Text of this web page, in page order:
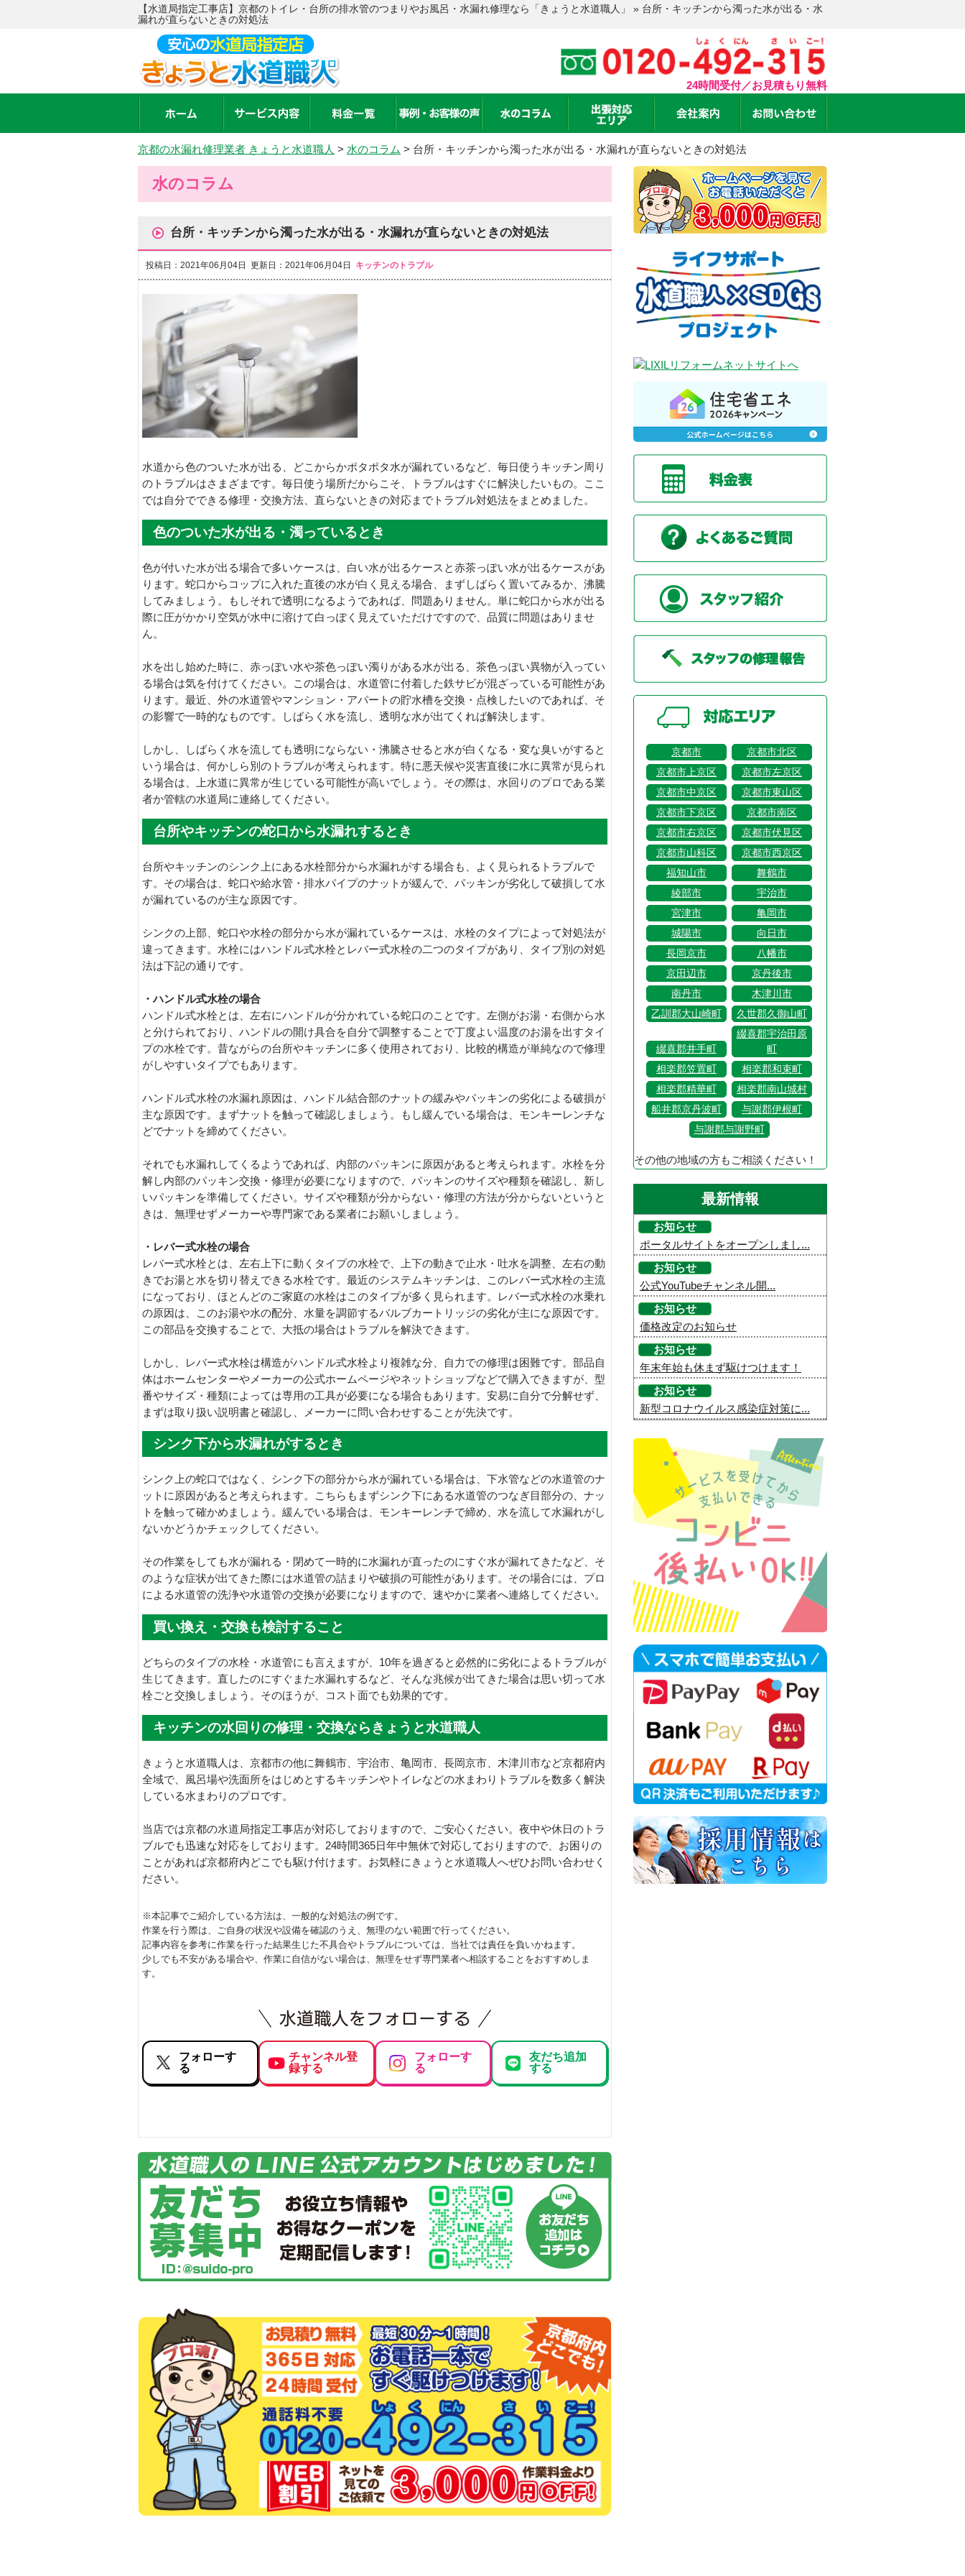
【水道局指定工事店】京都のトイレ・台所の排水管のつまりやお風呂・水漏れ修理なら「きょうと水道職人」 » 台所・キッチンから濁った水が出る・水
漏れが直らないときの対処法
24時間受付／お見積もり無料
京都の水漏れ修理業者 きょうと水道職人 > 水のコラム > 台所・キッチンから濁った水が出る・水漏れが直らないときの対処法
水のコラム
台所・キッチンから濁った水が出る・水漏れが直らないときの対処法
投稿日：2021年06月04日 更新日：2021年06月04日 キッチンのトラブル
水道から色のついた水が出る、どこからかポタポタ水が漏れているなど、毎日使うキッチン周り
のトラブルはさまざまです。毎日使う場所だからこそ、トラブルはすぐに解決したいもの。ここ
では自分でできる修理・交換方法、直らないときの対応までトラブル対処法をまとめました。
色のついた水が出る・濁っているとき
色が付いた水が出る場合で多いケースは、白い水が出るケースと赤茶っぽい水が出るケースがあ
ります。蛇口からコップに入れた直後の水が白く見える場合、まずしばらく置いてみるか、沸騰
してみましょう。もしそれで透明になるようであれば、問題ありません。単に蛇口から水が出る
際に圧がかかり空気が水中に溶けて白っぽく見えていただけですので、品質に問題はありませ
ん。
水を出し始めた時に、赤っぽい水や茶色っぽい濁りがある水が出る、茶色っぽい異物が入ってい
る場合は気を付けてください。この場合は、水道管に付着した鉄サビが混ざっている可能性があ
ります。最近、外の水道管やマンション・アパートの貯水槽を交換・点検したいのであれば、そ
の影響で一時的なものです。しばらく水を流し、透明な水が出てくれば解決します。
しかし、しばらく水を流しても透明にならない・沸騰させると水が白くなる・変な臭いがすると
いう場合は、何かしら別のトラブルが考えられます。特に悪天候や災害直後に水に異常が見られ
る場合は、上水道に異常が生じている可能性が高いでしょう。その際は、水回りのプロである業
者か管轄の水道局に連絡してください。
台所やキッチンの蛇口から水漏れするとき
台所やキッチンのシンク上にある水栓部分から水漏れがする場合も、よく見られるトラブルで
す。その場合は、蛇口や給水管・排水パイプのナットが緩んで、パッキンが劣化して破損して水
が漏れているのが主な原因です。
シンクの上部、蛇口や水栓の部分から水が漏れているケースは、水栓のタイプによって対処法が
違ってきます。水栓にはハンドル式水栓とレバー式水栓の二つのタイプがあり、タイプ別の対処
法は下記の通りです。
・ハンドル式水栓の場合
ハンドル式水栓とは、左右にハンドルが分かれている蛇口のことです。左側がお湯・右側から水
と分けられており、ハンドルの開け具合を自分で調整することで丁度よい温度のお湯を出すタイ
プの水栓です。昔ながらの台所やキッチンに多く使用されており、比較的構造が単純なので修理
がしやすいタイプでもあります。
ハンドル式水栓の水漏れ原因は、ハンドル結合部のナットの緩みやパッキンの劣化による破損が
主な原因です。まずナットを触って確認しましょう。もし緩んでいる場合は、モンキーレンチな
どでナットを締めてください。
それでも水漏れしてくるようであれば、内部のパッキンに原因があると考えられます。水栓を分
解し内部のパッキン交換・修理が必要になりますので、パッキンのサイズや種類を確認し、新し
いパッキンを準備してください。サイズや種類が分からない・修理の方法が分からないというと
きは、無理せずメーカーや専門家である業者にお願いしましょう。
・レバー式水栓の場合
レバー式水栓とは、左右上下に動くタイプの水栓で、上下の動きで止水・吐水を調整、左右の動
きでお湯と水を切り替えできる水栓です。最近のシステムキッチンは、このレバー式水栓の主流
になっており、ほとんどのご家庭の水栓はこのタイプが多く見られます。レバー式水栓の水乗れ
の原因は、このお湯や水の配分、水量を調節するバルブカートリッジの劣化が主にな原因です。
この部品を交換することで、大抵の場合はトラブルを解決できます。
しかし、レバー式水栓は構造がハンドル式水栓より複雑な分、自力での修理は困難です。部品自
体はホームセンターやメーカーの公式ホームページやネットショップなどで購入できますが、型
番やサイズ・種類によっては専用の工具が必要になる場合もあります。安易に自分で分解せず、
まずは取り扱い説明書と確認し、メーカーに問い合わせすることが先決です。
シンク下から水漏れがするとき
シンク上の蛇口ではなく、シンク下の部分から水が漏れている場合は、下水管などの水道管のナ
ットに原因があると考えられます。こちらもまずシンク下にある水道管のつなぎ目部分の、ナッ
トを触って確かめましょう。緩んでいる場合は、モンキーレンチで締め、水を流して水漏れがし
ないかどうかチェックしてください。
その作業をしても水が漏れる・閉めて一時的に水漏れが直ったのにすぐ水が漏れてきたなど、そ
のような症状が出てきた際には水道管の詰まりや破損の可能性があります。その場合には、プロ
による水道管の洗浄や水道管の交換が必要になりますので、速やかに業者へ連絡してください。
買い換え・交換も検討すること
どちらのタイプの水栓・水道管にも言えますが、10年を過ぎると必然的に劣化によるトラブルが
生じてきます。直したのにすぐまた水漏れするなど、そんな兆候が出てきた場合は思い切って水
栓ごと交換しましょう。そのほうが、コスト面でも効果的です。
キッチンの水回りの修理・交換ならきょうと水道職人
きょうと水道職人は、京都市の他に舞鶴市、宇治市、亀岡市、長岡京市、木津川市など京都府内
全域で、風呂場や洗面所をはじめとするキッチンやトイレなどの水まわりトラブルを数多く解決
している水まわりのプロです。
当店では京都の水道局指定工事店が対応しておりますので、ご安心ください。夜中や休日のトラ
ブルでも迅速な対応をしております。24時間365日年中無休で対応しておりますので、お困りの
ことがあれば京都府内どこでも駆け付けます。お気軽にきょうと水道職人へぜひお問い合わせく
ださい。
※本記事でご紹介している方法は、一般的な対処法の例です。
作業を行う際は、ご自身の状況や設備を確認のうえ、無理のない範囲で行ってください。
記事内容を参考に作業を行った結果生じた不具合やトラブルについては、当社では責任を負いかねます。
少しでも不安がある場合や、作業に自信がない場合は、無理をせず専門業者へ相談することをおすすめしま
す。
フォローす
る
チャンネル登
録する
フォローす
る
友だち追加
する
京都市
京都市北区
京都市上京区
京都市左京区
京都市中京区
京都市東山区
京都市下京区
京都市南区
京都市右京区
京都市伏見区
京都市山科区
京都市西京区
福知山市
舞鶴市
綾部市
宇治市
宮津市
亀岡市
城陽市
向日市
長岡京市
八幡市
京田辺市
京丹後市
南丹市
木津川市
乙訓郡大山崎町
久世郡久御山町
綴喜郡井手町
綴喜郡宇治田原
町
相楽郡笠置町
相楽郡和束町
相楽郡精華町
相楽郡南山城村
船井郡京丹波町
与謝郡伊根町
与謝郡与謝野町
その他の地域の方もご相談ください！
最新情報
お知らせ
ポータルサイトをオープンしまし...
お知らせ
公式YouTubeチャンネル開...
お知らせ
価格改定のお知らせ
お知らせ
年末年始も休まず駆けつけます！
お知らせ
新型コロナウイルス感染症対策に...